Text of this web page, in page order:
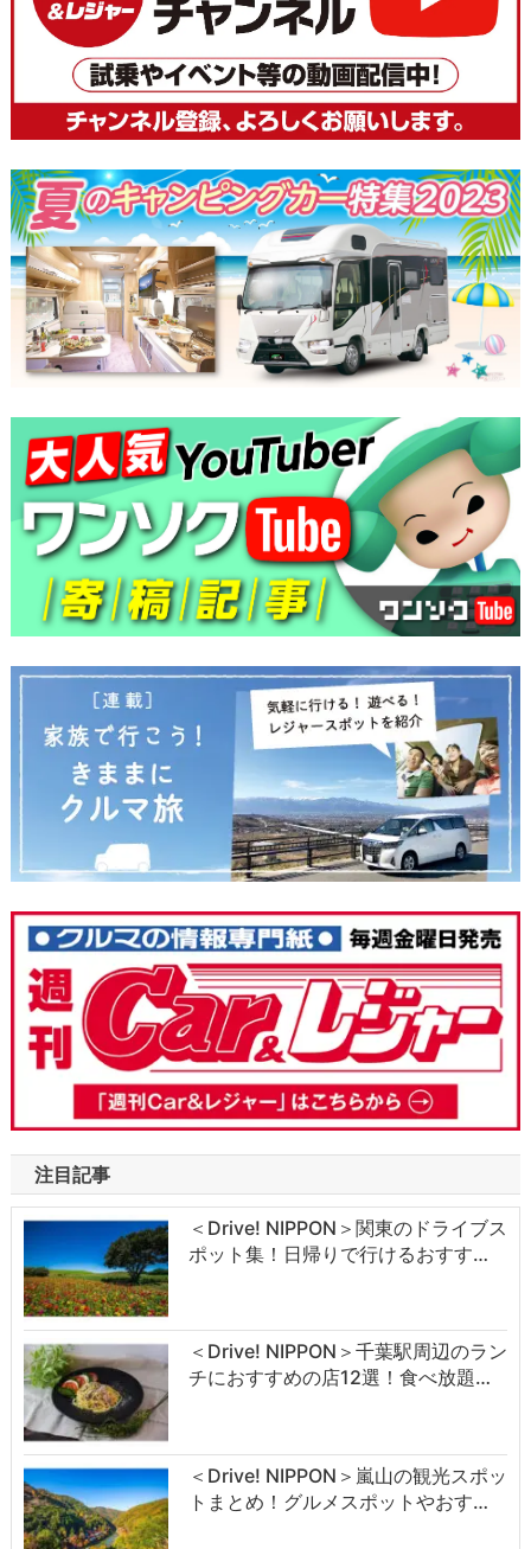
注目記事
＜Drive! NIPPON＞関東のドライブス
ポット集！日帰りで行けるおすす…
＜Drive! NIPPON＞千葉駅周辺のラン
チにおすすめの店12選！食べ放題…
＜Drive! NIPPON＞嵐山の観光スポッ
トまとめ！グルメスポットやおす…